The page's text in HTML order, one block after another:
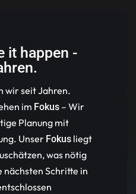
it happen -
wir seit Jahren.
im Fokus – Wir
Planung mit
Unser Fokus liegt
was nötig
nächsten Schritte in